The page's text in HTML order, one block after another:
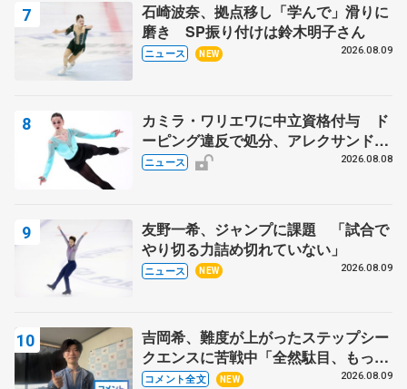
石崎波奈、拠点移し「学んで」滑りに
磨き SP振り付けは鈴木明子さん
ニュース NEW 2026.08.09
カミラ・ワリエワに中立資格付与 ド
ーピング違反で処分、アレクサンド
ラ・イグナトワも
ニュース 2026.08.08
友野一希、ジャンプに課題 「試合で
やり切る力詰め切れていない」
ニュース NEW 2026.08.09
吉岡希、難度が上がったステップシー
クエンスに苦戦中「全然駄目、もっと
いいエッジで踏めるようにしたいな」
コメント全文 NEW 2026.08.09